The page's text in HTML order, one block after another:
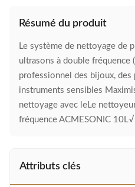
Résumé du produit
Le système de nettoyage de
ultrasons à double
professionnel des bijoux,
instruments sensibles
nettoyage avec leLe
fréquence ACMESONIC
Attributs clés